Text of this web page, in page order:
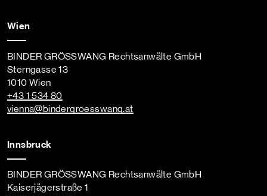
Wien
BINDER GRÖSSWANG Rechtsanwälte GmbH
Sterngasse 13
1010 Wien
+43 1 534 80
vienna@bindergroesswang.at
Innsbruck
BINDER GRÖSSWANG Rechtsanwälte GmbH
Kaiserjägerstraße 1